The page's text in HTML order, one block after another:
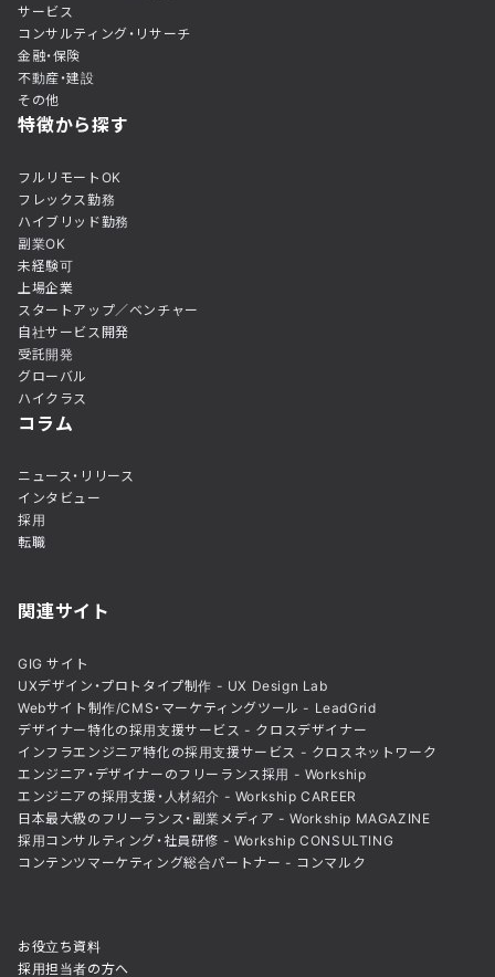
サービス
コンサルティング・リサーチ
金融・保険
不動産・建設
その他
特徴から探す
フルリモートOK
フレックス勤務
ハイブリッド勤務
副業OK
未経験可
上場企業
スタートアップ／ベンチャー
自社サービス開発
受託開発
グローバル
ハイクラス
コラム
ニュース・リリース
インタビュー
採用
転職
関連サイト
GIG サイト
UXデザイン・プロトタイプ制作 - UX Design Lab
Webサイト制作/CMS・マーケティングツール - LeadGrid
デザイナー特化の採用支援サービス - クロスデザイナー
インフラエンジニア特化の採用支援サービス - クロスネットワーク
エンジニア・デザイナーのフリーランス採用 - Workship
エンジニアの採用支援・人材紹介 - Workship CAREER
日本最大級のフリーランス・副業メディア - Workship MAGAZINE
採用コンサルティング・社員研修 - Workship CONSULTING
コンテンツマーケティング総合パートナー - コンマルク
お役立ち資料
採用担当者の方へ